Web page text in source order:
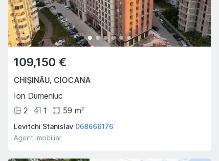
109,150 €
CHIȘINĂU, CIOCANA
Ion Dumeniuc
2
1 59 m2
Levitchi Stanislav 068666176
Agent imobiliar